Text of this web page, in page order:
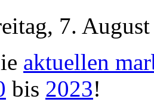
7.
aktuellen
bis 2023!